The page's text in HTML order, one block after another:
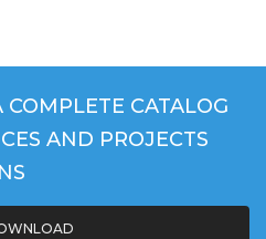
CATALOG
AND PROJECTS